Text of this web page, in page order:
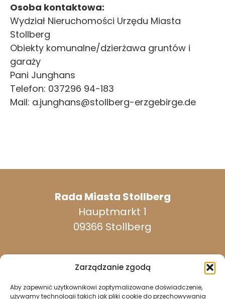
Zarządzanie zgodą
Aby zapewnić użytkownikowi zoptymalizowane doświadczenie,
używamy technologii takich jak pliki cookie do przechowywania
Osoba kontaktowa:
Wydział Nieruchomości Urzędu Miasta
Stollberg
Obiekty komunalne/dzierżawa gruntów i
garaży
Pani Junghans
Telefon: 037296 94-183
Mail: a.junghans@stollberg-erzgebirge.de
Rada Miasta Stollberg
Hauptmarkt 1
09366 Stollberg
dostępny w dni powszednie: